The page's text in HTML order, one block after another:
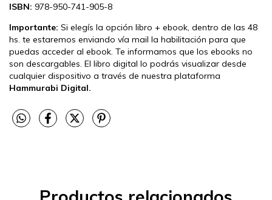
ISBN: 978-950-741-905-8
Importante: Si elegís la opción libro + ebook, dentro de las 48
hs. te estaremos enviando vía mail la habilitación para que
puedas acceder al ebook. Te informamos que los ebooks no
son descargables. El libro digital lo podrás visualizar desde
cualquier dispositivo a través de nuestra plataforma
Hammurabi Digital.